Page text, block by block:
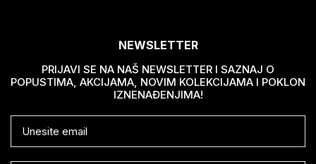
NEWSLETTER
PRIJAVI SE NA NAŠ NEWSLETTER I SAZNAJ O
POPUSTIMA, AKCIJAMA, NOVIM KOLEKCIJAMA I POKLON
IZNENAĐENJIMA!